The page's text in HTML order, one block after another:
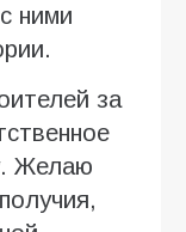
ними
за
Желаю